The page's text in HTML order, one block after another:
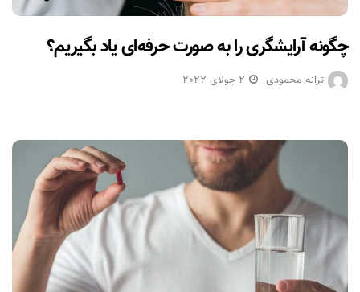
چگونه آرایشگری را به صورت حرفه‌ای یاد بگیریم؟
ترانه محمودی 2 جولای 2022